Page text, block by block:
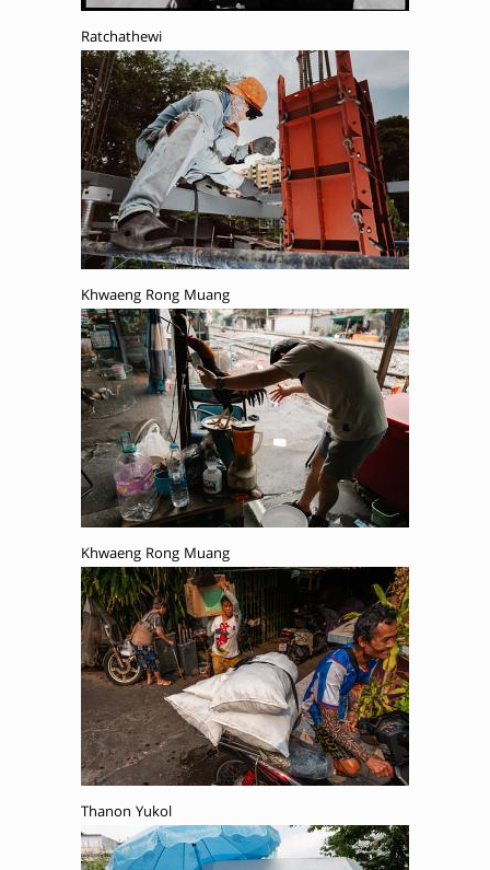
Ratchathewi
Khwaeng Rong Muang
Khwaeng Rong Muang
Thanon Yukol